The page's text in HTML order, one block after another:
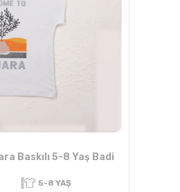
Baskılı 5-8 Yaş Badi